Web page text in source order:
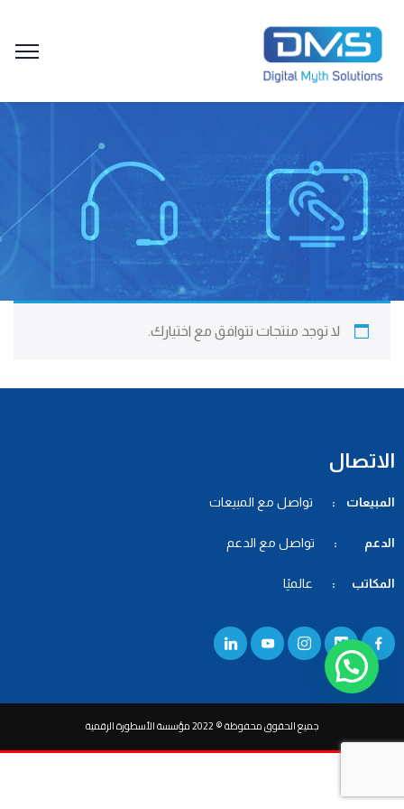
لا توجد منتجات تتوافق مع اختيارك.
الاتصال
المبيعات : تواصل مع المبيعات
الدعم : تواصل مع الدعم
المكاتب : عالميًا
جميع الحقوق محفوظة © 2022 مؤسسة الأسطورة الرقمية